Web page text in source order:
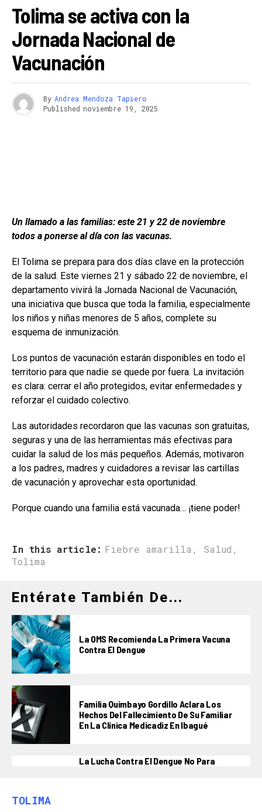
Tolima se activa con la
Jornada Nacional de
Vacunación
By Andrea Mendoza Tapiero
Published noviembre 19, 2025
Un llamado a las familias: este 21 y 22 de noviembre
todos a ponerse al día con las vacunas.
El Tolima se prepara para dos días clave en la protección
de la salud. Este viernes 21 y sábado 22 de noviembre, el
departamento vivirá la Jornada Nacional de Vacunación,
una iniciativa que busca que toda la familia, especialmente
los niños y niñas menores de 5 años, complete su
esquema de inmunización.
Los puntos de vacunación estarán disponibles en todo el
territorio para que nadie se quede por fuera. La invitación
es clara: cerrar el año protegidos, evitar enfermedades y
reforzar el cuidado colectivo.
Las autoridades recordaron que las vacunas son gratuitas,
seguras y una de las herramientas más efectivas para
cuidar la salud de los más pequeños. Además, motivaron
a los padres, madres y cuidadores a revisar las cartillas
de vacunación y aprovechar esta oportunidad.
Porque cuando una familia está vacunada… ¡tiene poder!
In this article: Fiebre amarilla , Salud ,
Tolima
Entérate También De...
La OMS Recomienda La Primera Vacuna
Contra El Dengue
Familia Quimbayo Gordillo Aclara Los
Hechos Del Fallecimiento De Su Familiar
En La Clínica Medicadiz En Ibagué
La Lucha Contra El Dengue No Para
TOLIMA